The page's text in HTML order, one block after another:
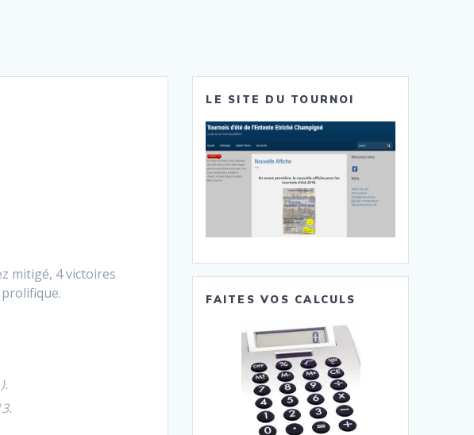
mitigé, 4 victoires
).
LE SITE DU TOURNOI
FAITES VOS CALCULS